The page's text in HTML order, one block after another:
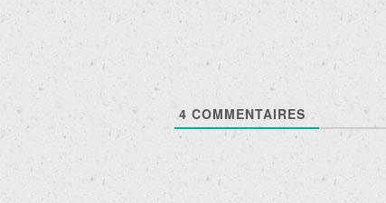
articles
4 COMMENTAIRES